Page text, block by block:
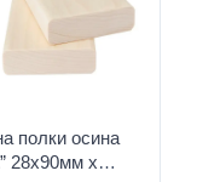
полки осина
28х90мм х